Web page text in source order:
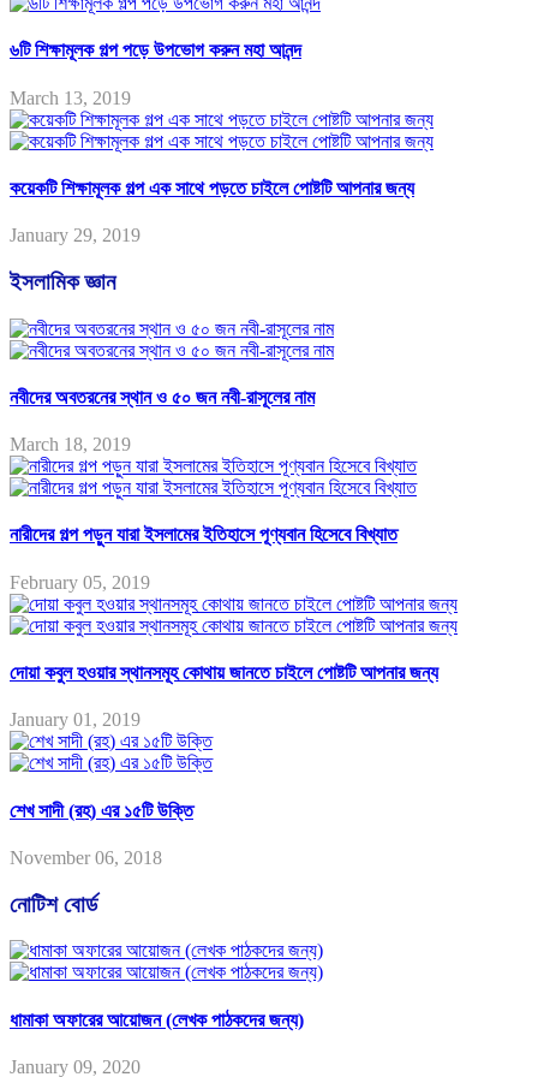
৬টি শিক্ষামূলক গল্প পড়ে উপভোগ করুন মহা আনন্দ
March 13, 2019
কয়েকটি শিক্ষামূলক গল্প এক সাথে পড়তে চাইলে পোষ্টটি আপনার জন্য
January 29, 2019
ইসলামিক জ্ঞান
নবীদের অবতরনের স্থান ও ৫০ জন নবী-রাসূলের নাম
March 18, 2019
নারীদের গল্প পড়ুন যারা ইসলামের ইতিহাসে পূণ্যবান হিসেবে বিখ্যাত
February 05, 2019
দোয়া কবুল হওয়ার স্থানসমূহ কোথায় জানতে চাইলে পোষ্টটি আপনার জন্য
January 01, 2019
শেখ সাদী (রহ) এর ১৫টি উক্তি
November 06, 2018
নোটিশ বোর্ড
ধামাকা অফারের আয়োজন (লেখক পাঠকদের জন্য)
January 09, 2020